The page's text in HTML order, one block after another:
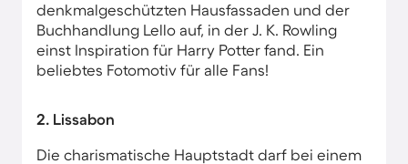
denkmalgeschützten Hausfassaden und der
Buchhandlung Lello auf, in der J. K. Rowling
einst Inspiration für Harry Potter fand. Ein
beliebtes Fotomotiv für alle Fans!
2. Lissabon
Die charismatische Hauptstadt darf bei einem